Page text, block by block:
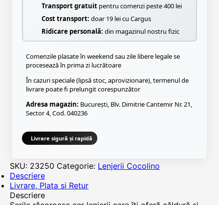
Transport gratuit pentru comenzi peste 400 lei
Cost transport: doar 19 lei cu Cargus
Ridicare personală: din magazinul nostru fizic
Comenzile plasate în weekend sau zile libere legale se
procesează în prima zi lucrătoare
În cazuri speciale (lipsă stoc, aprovizionare), termenul de
livrare poate fi prelungit corespunzător
Adresa magazin: București, Blv. Dimitrie Cantemir Nr. 21,
Sector 4, Cod. 040236
Livrare sigură și rapidă
SKU: 23250 Categorie: Lenjerii Cocolino
Descriere
Livrare, Plata si Retur
Descriere